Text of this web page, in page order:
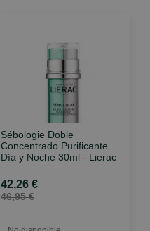
Sébologie Doble
Concentrado Purificante
Día y Noche 30ml - Lierac
42,26 €
46,95 €